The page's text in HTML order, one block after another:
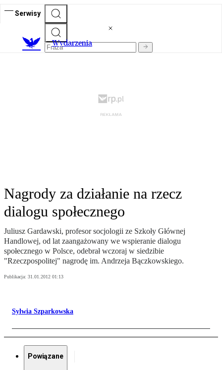
Serwisy
Wydarzenia
Nagrody za działanie na rzecz
dialogu społecznego
Juliusz Gardawski, profesor socjologii ze Szkoły Głównej
Handlowej, od lat zaangażowany we wspieranie dialogu
społecznego w Polsce, odebrał wczoraj w siedzibie
"Rzeczpospolitej" nagrodę im. Andrzeja Bączkowskiego.
Publikacja: 31.01.2012 01:13
Sylwia Szparkowska
Powiązane